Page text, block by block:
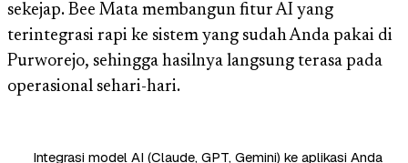
sekejap. Bee Mata membangun fitur AI yang
terintegrasi rapi ke sistem yang sudah Anda pakai di
Purworejo, sehingga hasilnya langsung terasa pada
operasional sehari-hari.
Integrasi model AI (Claude, GPT, Gemini) ke aplikasi Anda